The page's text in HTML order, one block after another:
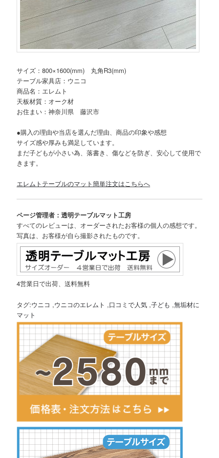
サイズ：800×1600(mm) 丸角R3(mm)
テーブル家具店：ウニコ
商品名：エレムト
天板材質：オーク材
お住まい：神奈川県 藤沢市
●購入の理由や当店を選んだ理由、商品の印象や感想
サイズ感や厚みも満足しています。
まだ子どもが小さい為、落書き、傷などを防ぎ、安心して使用で
きます。
エレムトテーブルのマット簡単注文はこちらへ
ページ管理者：透明テーブルマット工房
すべてのレビューは、オーダーされたお客様の個人の感想です。
写真は、お客様が自ら撮影されたものです。
4営業日で出荷、送料無料
タグ:ウニコ ,ウニコのエレムト ,口コミで人気 ,子ども ,無垢材に
マット